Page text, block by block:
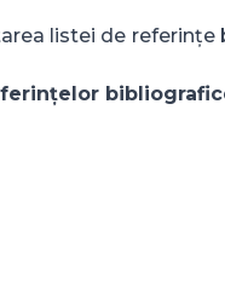
listei de referințe